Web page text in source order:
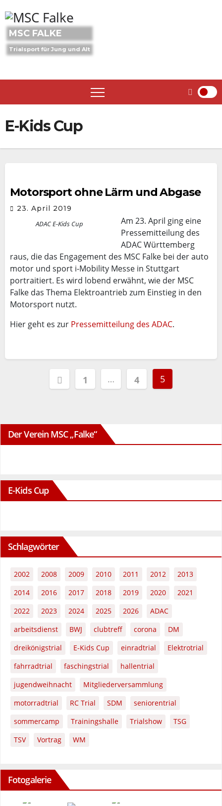
to
content
MSC FALKE
Trialsport für Jung und Alt
E-Kids Cup
Motorsport ohne Lärm und Abgase
23. April 2019
ADAC E-Kids Cup
Am 23. April ging eine
Pressemitteilung des
ADAC Württemberg
raus, die das Engagement des MSC Falke bei der auto
motor und sport i-Mobility Messe in Stuttgart
portraitiert. Es wird lobend erwähnt, wie der MSC
Falke das Thema Elektroantrieb zum Einstieg in den
Motorsport nutzt.
Hier geht es zur Pressemitteilung des ADAC.
Seitennummerierung
der
1 … 4 5
Der Verein MSC „Falke“
E-Kids Cup
Schlagwörter
2002 2008 2009 2010 2011 2012
2013
2014
2016 2017 2018 2019 2020
2021
2022
2023 2024 2025 2026
ADAC
arbeitsdienst
BWJ clubtreff corona
DM
dreikönigstrial
E-Kids Cup einradtrial
Elektrotrial
fahrradtrial
faschingstrial
hallentrial
jugendweihnacht
Mitgliederversammlung
motorradtrial
RC Trial SDM
seniorentrial
sommercamp
Trainingshalle Trialshow
TSG
TSV
Vortrag WM
Fotogalerie